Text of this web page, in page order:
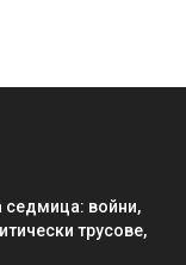
седмица: войни,
трусове,